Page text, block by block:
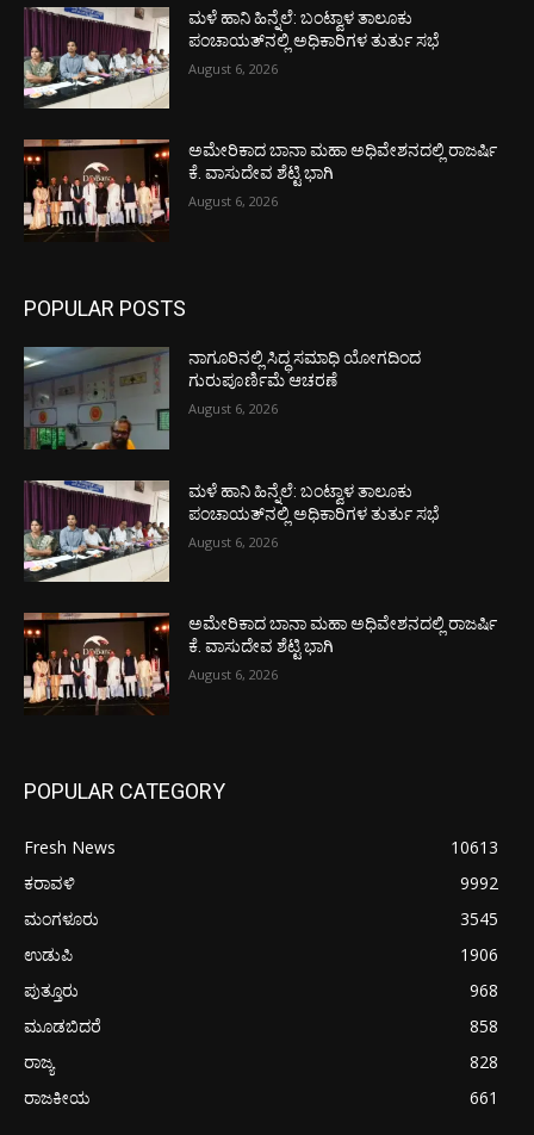
ಮಳೆ ಹಾನಿ ಹಿನ್ನೆಲೆ: ಬಂಟ್ವಾಳ ತಾಲೂಕು
ಪಂಚಾಯತ್‌ನಲ್ಲಿ ಅಧಿಕಾರಿಗಳ ತುರ್ತು ಸಭೆ
August 6, 2026
ಅಮೇರಿಕಾದ ಬಾನಾ ಮಹಾ ಅಧಿವೇಶನದಲ್ಲಿ ರಾಜರ್ಷಿ
ಕೆ. ವಾಸುದೇವ ಶೆಟ್ಟಿ ಭಾಗಿ
August 6, 2026
POPULAR POSTS
ನಾಗೂರಿನಲ್ಲಿ ಸಿದ್ಧ ಸಮಾಧಿ ಯೋಗದಿಂದ
ಗುರುಪೂರ್ಣಿಮೆ ಆಚರಣೆ
August 6, 2026
ಮಳೆ ಹಾನಿ ಹಿನ್ನೆಲೆ: ಬಂಟ್ವಾಳ ತಾಲೂಕು
ಪಂಚಾಯತ್‌ನಲ್ಲಿ ಅಧಿಕಾರಿಗಳ ತುರ್ತು ಸಭೆ
August 6, 2026
ಅಮೇರಿಕಾದ ಬಾನಾ ಮಹಾ ಅಧಿವೇಶನದಲ್ಲಿ ರಾಜರ್ಷಿ
ಕೆ. ವಾಸುದೇವ ಶೆಟ್ಟಿ ಭಾಗಿ
August 6, 2026
POPULAR CATEGORY
Fresh News
10613
ಕರಾವಳಿ
9992
ಮಂಗಳೂರು
3545
ಉಡುಪಿ
1906
ಪುತ್ತೂರು
968
ಮೂಡಬಿದರೆ
858
ರಾಜ್ಯ
828
ರಾಜಕೀಯ
661